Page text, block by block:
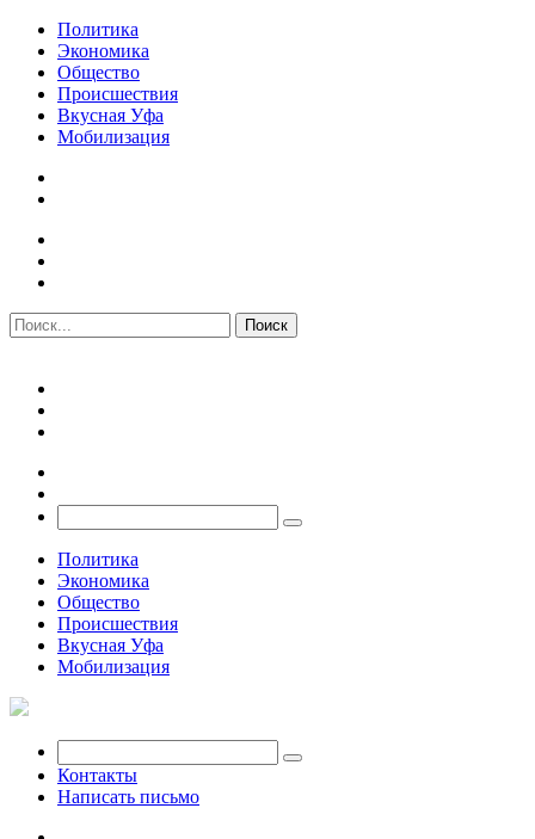
Политика
Экономика
Общество
Происшествия
Вкусная Уфа
Мобилизация
Политика
Экономика
Общество
Происшествия
Вкусная Уфа
Мобилизация
Контакты
Написать письмо